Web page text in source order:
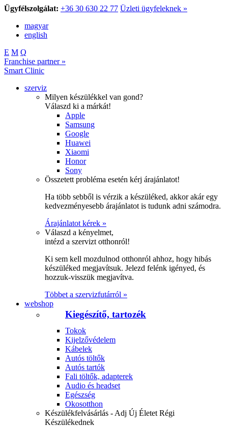
Ügyfélszolgálat: +36 30 630 22 77 Üzleti ügyfeleknek »
magyar
english
E M Q
Franchise partner »
Smart Clinic
szerviz
Milyen készülékkel van gond?
Válaszd ki a márkát!
Apple
Samsung
Google
Huawei
Xiaomi
Honor
Sony
Összetett probléma esetén kérj árajánlatot!
Ha több sebből is vérzik a készüléked, akkor akár egy
kedvezményesebb árajánlatot is tudunk adni számodra.
Árajánlatot kérek »
Válaszd a kényelmet,
intézd a szervizt otthonról!
Ki sem kell mozdulnod otthonról ahhoz, hogy hibás
készüléked megjavítsuk. Jelezd felénk igényed, és
hozzuk-visszük megjavítva.
Többet a szervizfutárról »
webshop
Kiegészítő, tartozék
Tokok
Kijelzővédelem
Kábelek
Autós töltők
Autós tartók
Fali töltők, adapterek
Audio és headset
Egészség
Okosotthon
Készülékfelvásárlás - Adj Új Életet Régi
Készülékednek